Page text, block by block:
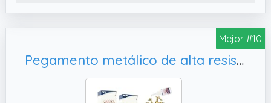
Mejor #10
Pegamento metálico de alta resistencia, plástico